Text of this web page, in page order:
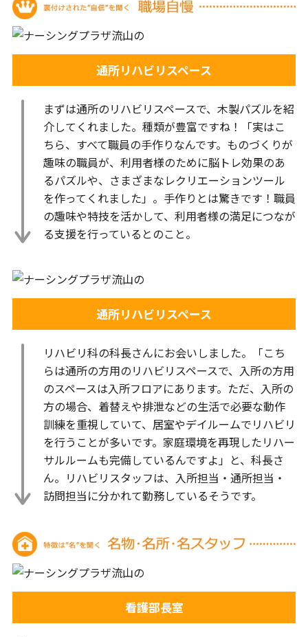
通所リハビリスペース
まずは通所のリハビリスペースで、木製パズルを紹
介してくれました。種類が豊富ですね！「実はこ
ちら、すべて職員の手作りなんです。ものづくりが
趣味の職員が、利用者様のために脳トレ効果のあ
るパズルや、さまざまなレクリエーションツール
を作ってくれました」。手作りとは驚きです！職員
の趣味や特技を活かして、利用者様の満足につなが
る支援を行っているとのこと。
通所リハビリスペース
リハビリ科の科長さんにお会いしました。「こち
らは通所の方用のリハビリスペースで、入所の方用
のスペースは入所フロアにあります。ただ、入所の
方の場合、着替えや排泄などの生活で必要な動作
訓練を重視していて、居室やデイルームでリハビリ
を行うことが多いです。家庭環境を再現したリハー
サルルームも完備しているんですよ」と、科長さ
ん。リハビリスタッフは、入所担当・通所担当・
訪問担当に分かれて勤務しているそうです。
看護部長室